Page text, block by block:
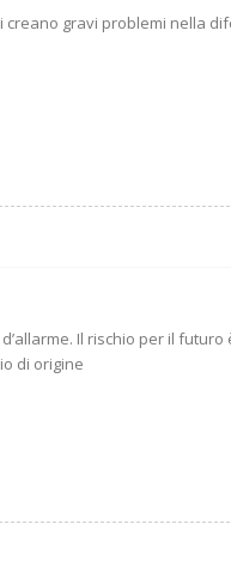
creano gravi problemi nella
Il rischio per il futuro
di origine